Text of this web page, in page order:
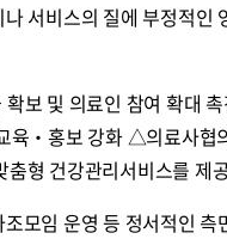
서비스의 질에 부정적인
보 및 의료인 참여 확대
‧홍보 강화 △의료사협
형 건강관리서비스를 제
모임 운영 등 정서적인